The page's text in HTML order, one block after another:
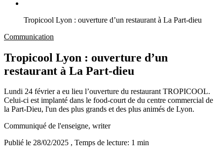
Tropicool Lyon : ouverture d’un restaurant à La Part-dieu
Communication
Tropicool Lyon : ouverture d’un
restaurant à La Part-dieu
Lundi 24 février a eu lieu l’ouverture du restaurant TROPICOOL.
Celui-ci est implanté dans le food-court de du centre commercial de
la Part-Dieu, l'un des plus grands et des plus animés de Lyon.
Communiqué de l'enseigne, writer
Publié le 28/02/2025 , Temps de lecture: 1 min